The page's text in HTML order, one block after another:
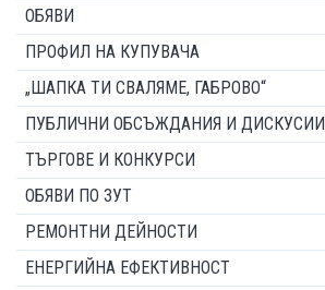
ОБЯВИ
ПРОФИЛ НА КУПУВАЧА
„ШАПКА ТИ СВАЛЯМЕ, ГАБРОВО“
ПУБЛИЧНИ ОБСЪЖДАНИЯ И ДИСКУСИИ
ТЪРГОВЕ И КОНКУРСИ
ОБЯВИ ПО ЗУТ
РЕМОНТНИ ДЕЙНОСТИ
ЕНЕРГИЙНА ЕФЕКТИВНОСТ